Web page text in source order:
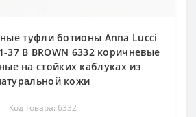
туфли ботионы Anna Lucci
37 B BROWN 6332 коричневые
на стойких каблуках из
кожи
Код товара: 6332